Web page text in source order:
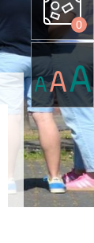
0
AAA